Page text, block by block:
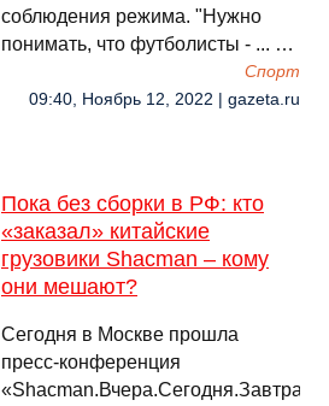
соблюдения режима. "Нужно
понимать, что футболисты - ... …
Спорт
09:40, Ноябрь 12, 2022 | gazeta.ru
Пока без сборки в РФ: кто
«заказал» китайские
грузовики Shacman – кому
они мешают?
Сегодня в Москве прошла
пресс-конференция
«Shacman.Вчера.Сегодня.Завтра?»,